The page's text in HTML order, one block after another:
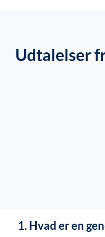
Udtalelser
1. Hvad er en